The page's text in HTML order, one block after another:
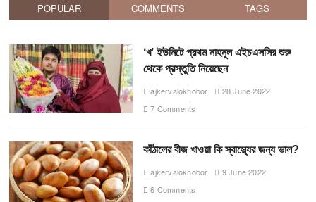
POPULAR COMMENTS TAGS
‘খ’ ইউনিটে প্রথম নাহনুল এইচএসসির শুরু
থেকে প্রস্তুতি নিয়েছেন
ajkervalokhobor
28 June 2022
7 Comments
কাঁঠালের বীজ খাওয়া কি স্বাস্থ্যের জন্য ভাল?
ajkervalokhobor
9 June 2022
6 Comments